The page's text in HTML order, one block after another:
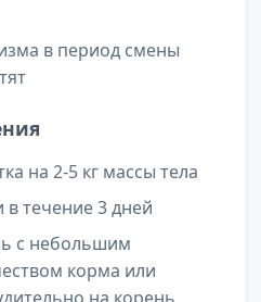
в период смены
на 2-5 кг массы тела
в течение 3 дней
с небольшим
корма или